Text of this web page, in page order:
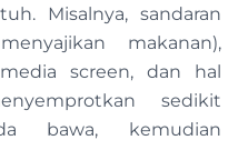
Misalnya, sandaran
makanan),
screen, dan hal
sedikit
bawa, kemudian